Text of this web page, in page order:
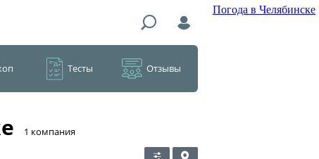
Погода в Челябинске
Тесты Отзывы
​1 компания